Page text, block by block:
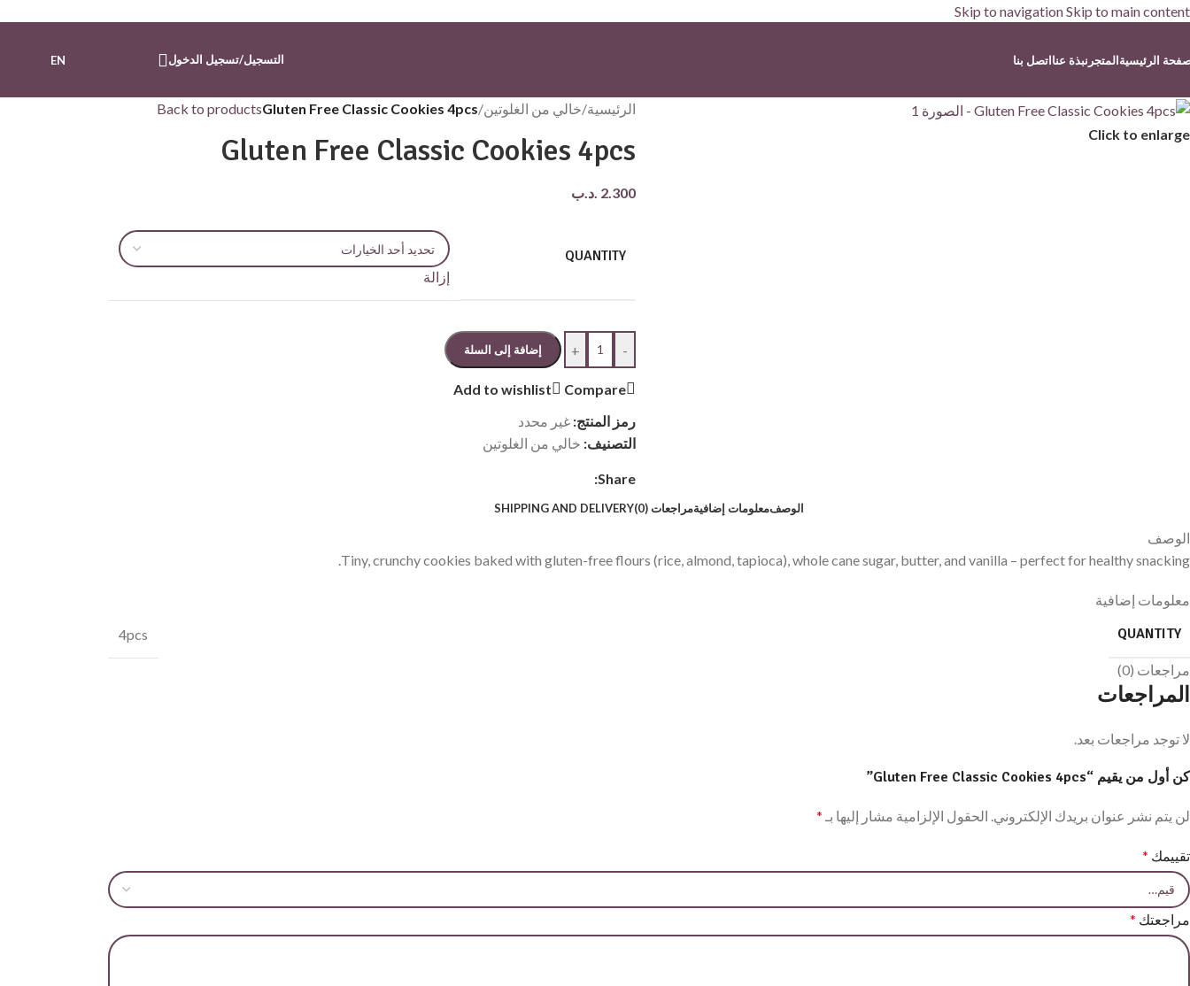
Skip to navigationSkip to main content
الرئيسيةالمتجر نبذة عنااتصل بنا التسجيل/تسجيل الدخول EN
Click to enlarge
الرئيسية/خالي من الغلوتين/
Gluten Free Classic Cookies 4pcs
Back to products
Gluten Free Classic Cookies 4pcs
2.300 .د.ب
QUANTITY
إزالة
-
+ إضافة إلى السلة
Compare
Add to wishlist
رمز المنتج: غير محدد
التصنيف: خالي من الغلوتين
Share:
الوصفمعلومات إضافيةمراجعات (0) SHIPPING AND DELIVERY
الوصف
Tiny, crunchy cookies baked with gluten-free flours (rice, almond, tapioca), whole cane sugar, butter, and vanilla – perfect for healthy snacking.
معلومات إضافية
QUANTITY
4pcs
مراجعات (0)
المراجعات
لا توجد مراجعات بعد.
كن أول من يقيم “Gluten Free Classic Cookies 4pcs”
لن يتم نشر عنوان بريدك الإلكتروني. الحقول الإلزامية مشار إليها بـ *
تقييمك *
مراجعتك *